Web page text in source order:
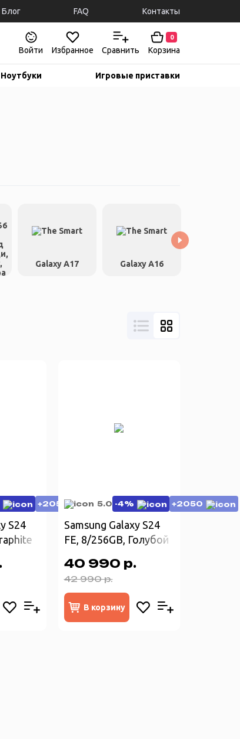
Блог FAQ Контакты
Войти Избранное Сравнить
0
Корзина
Ноутбуки Игровые приставки
Galaxy A17 Galaxy A16
+2050
S24
5.0 -4% +2050
Samsung Galaxy S24
FE, 8/256GB, Голубой
40 990 р.
42 990 р.
В корзину